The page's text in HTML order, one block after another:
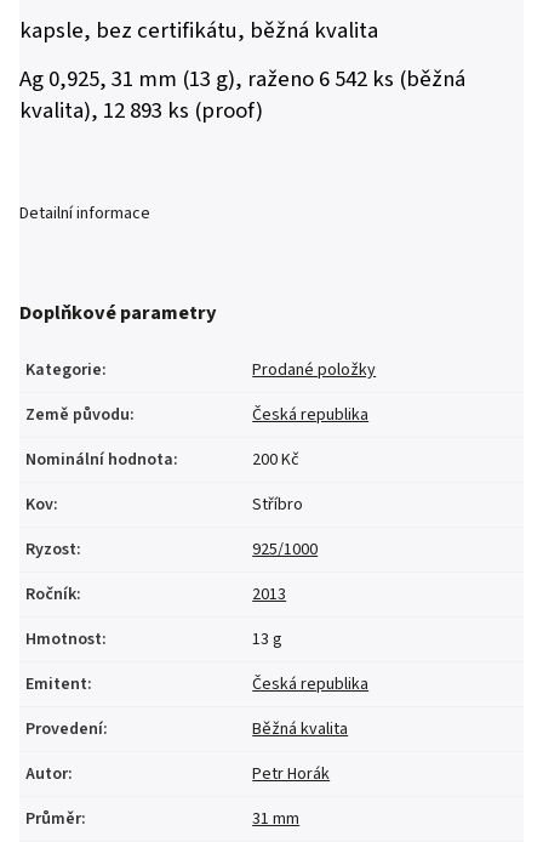
kapsle, bez certifikátu, běžná kvalita
Ag 0,925, 31 mm (13 g), raženo 6 542 ks (běžná
kvalita), 12 893 ks (proof)
Detailní informace
Doplňkové parametry
Kategorie:
Prodané položky
Země původu:
Česká republika
Nominální hodnota:
200 Kč
Kov:
Stříbro
Ryzost:
925/1000
Ročník:
2013
Hmotnost:
13 g
Emitent:
Česká republika
Provedení:
Běžná kvalita
Autor:
Petr Horák
Průměr:
31 mm